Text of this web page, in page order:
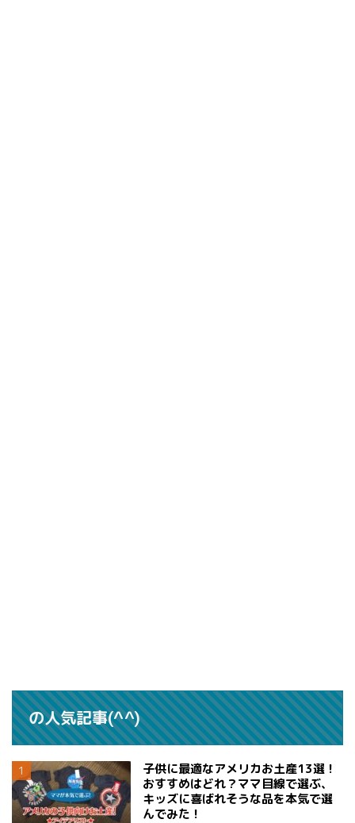
の人気記事(^^)
子供に最適なアメリカお土産13選！
おすすめはどれ？ママ目線で選ぶ、
キッズに喜ばれそうな品を本気で選
んでみた！